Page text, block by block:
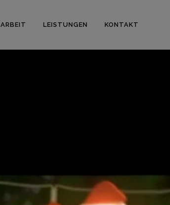
ARBEIT LEISTUNGEN KONTAKT